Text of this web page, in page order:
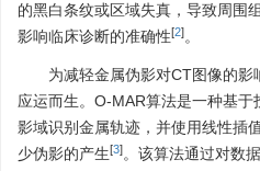
的黑白条纹或区域失真，导致周围
影响临床诊断的准确性[2]。
为减轻金属伪影对CT图像的
应运而生。O-MAR算法是一种基
影域识别金属轨迹，并使用线性插
少伪影的产生[3]。该算法通过对数